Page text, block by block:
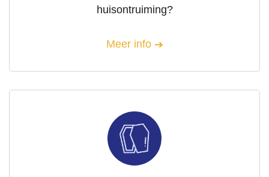
huisontruiming?
Meer info